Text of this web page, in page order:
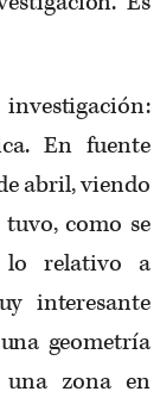
En fuente
abril, viendo
como se
lo relativo a
interesante
geometría
una zona en